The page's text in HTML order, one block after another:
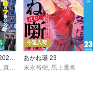
週刊少年マガジン 2026年36・37号[2026年8月5日発売]
, 真島ヒロ ,宮島礼吏,新川直司
今週入荷
あかね噺 23
末永裕樹, 馬上鷹将